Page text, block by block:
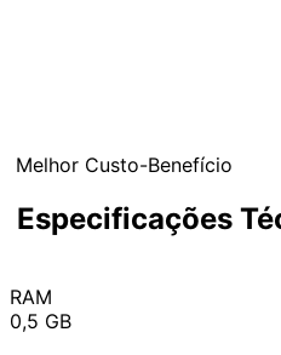
Melhor Custo-Benefício
Especificações
RAM
0,5 GB